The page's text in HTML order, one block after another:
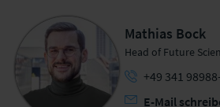
Mathias Bock
Head of Future
+49 341
E-Mail